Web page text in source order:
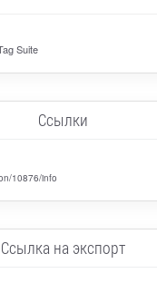
Suite
Ссылки
10876/info
Ссылка на экспорт